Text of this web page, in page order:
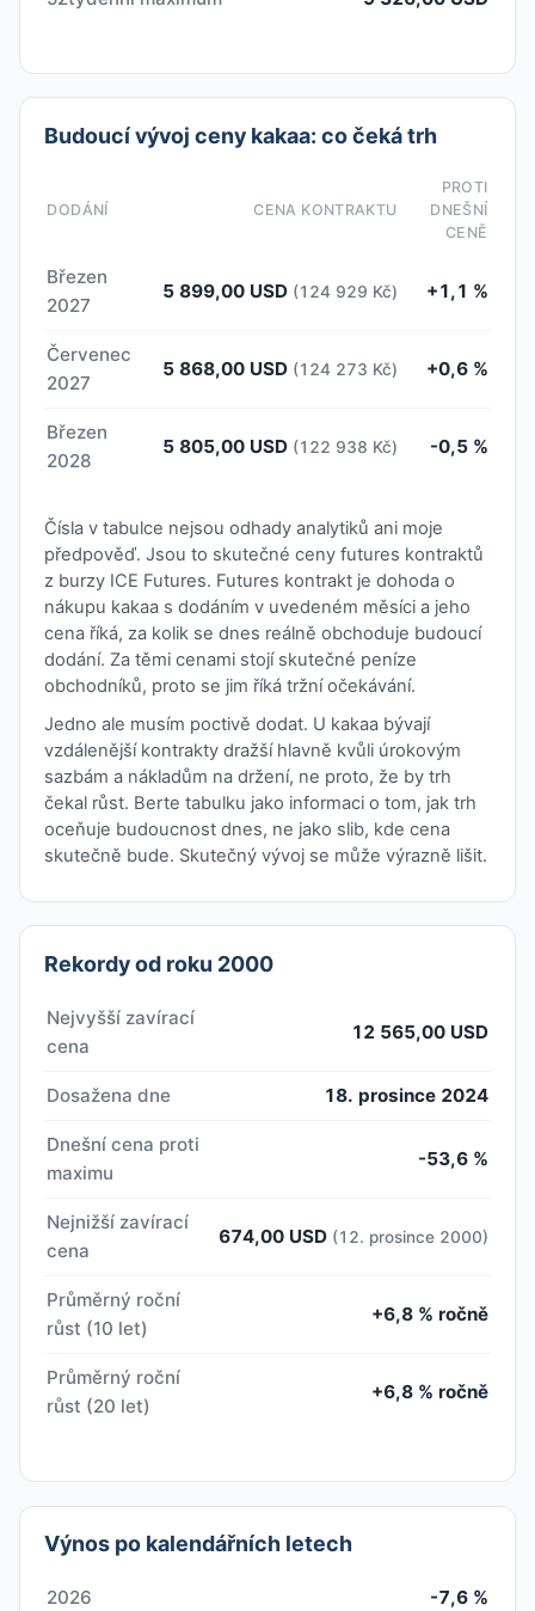
Budoucí vývoj ceny kakaa: co čeká trh
DODÁNÍ CENA KONTRAKTU
PROTI
DNEŠNÍ
CENĚ
Březen
2027
5 899,00 USD (124 929 Kč) +1,1 %
Červenec
2027
5 868,00 USD (124 273 Kč) +0,6 %
Březen
2028
5 805,00 USD (122 938 Kč) -0,5 %
Čísla v tabulce nejsou odhady analytiků ani moje
předpověď. Jsou to skutečné ceny futures kontraktů
z burzy ICE Futures. Futures kontrakt je dohoda o
nákupu kakaa s dodáním v uvedeném měsíci a jeho
cena říká, za kolik se dnes reálně obchoduje budoucí
dodání. Za těmi cenami stojí skutečné peníze
obchodníků, proto se jim říká tržní očekávání.
Jedno ale musím poctivě dodat. U kakaa bývají
vzdálenější kontrakty dražší hlavně kvůli úrokovým
sazbám a nákladům na držení, ne proto, že by trh
čekal růst. Berte tabulku jako informaci o tom, jak trh
oceňuje budoucnost dnes, ne jako slib, kde cena
skutečně bude. Skutečný vývoj se může výrazně lišit.
Rekordy od roku 2000
Nejvyšší zavírací
cena
12 565,00 USD
Dosažena dne 18. prosince 2024
Dnešní cena proti
maximu
-53,6 %
Nejnižší zavírací
cena
674,00 USD (12. prosince 2000)
Průměrný roční
růst (10 let)
+6,8 % ročně
Průměrný roční
růst (20 let)
+6,8 % ročně
Výnos po kalendářních letech
2026 -7,6 %